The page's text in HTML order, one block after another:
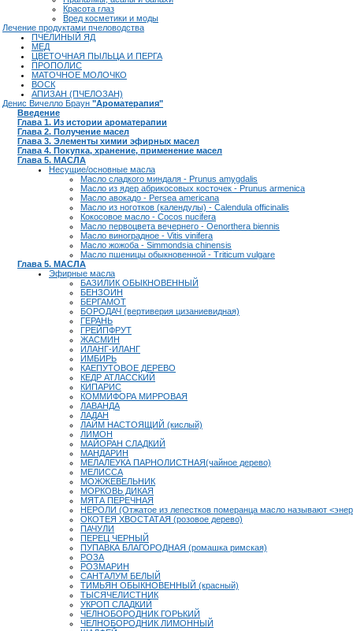
Красота глаз
Вред косметики и моды
Лечение продуктами пчеловодства
ПЧЕЛИНЫЙ ЯД
МЕД
ЦВЕТОЧНАЯ ПЫЛЬЦА И ПЕРГА
ПРОПОЛИС
МАТОЧНОЕ МОЛОЧКО
ВОСК
АПИЗАН (ПЧЕЛОЗАН)
Денис Вичелло Браун "Ароматерапия"
Введение
Глава 1. Из истории ароматерапии
Глава 2. Получение масел
Глава 3. Элементы химии эфирных масел
Глава 4. Покупка, хранение, применение масел
Глава 5. МАСЛА
Несущие/основные масла
Масло сладкого миндаля - Prunus amygdalis
Масло из ядер абрикосовых косточек - Prunus armenica
Масло авокадо - Persea americana
Масло из ноготков (календулы) - Calendula officinalis
Кокосовое масло - Cocos nucifera
Масло первоцвета вечернего - Oenorthera biennis
Масло виноградное - Vitis vinifera
Масло жожоба - Simmondsia chinensis
Масло пшеницы обыкновенной - Triticum vulgare
Глава 5. МАСЛА
Эфирные масла
БАЗИЛИК ОБЫКНОВЕННЫЙ
БЕНЗОИН
БЕРГАМОТ
БОРОДАЧ (вертиверия цизаниевидная)
ГЕРАНЬ
ГРЕЙПФРУТ
ЖАСМИН
ИЛАНГ-ИЛАНГ
ИМБИРЬ
КАЕПУТОВОЕ ДЕРЕВО
КЕДР АТЛАССКИЙ
КИПАРИС
КОММИФОРА МИРРОВАЯ
ЛАВАНДА
ЛАДАН
ЛАЙМ НАСТОЯЩИЙ (кислый)
ЛИМОН
МАЙОРАН СЛАДКИЙ
МАНДАРИН
МЕЛАЛЕУКА ПАРНОЛИСТНАЯ(чайное дерево)
МЕЛИССА
МОЖЖЕВЕЛЬНИК
МОРКОВЬ ДИКАЯ
МЯТА ПЕРЕЧНАЯ
НЕРОЛИ (Отжатое из лепестков померанца масло называют
ОКОТЕЯ ХВОСТАТАЯ (розовое дерево)
ПАЧУЛИ
ПЕРЕЦ ЧЕРНЫЙ
ПУПАВКА БЛАГОРОДНАЯ (ромашка римская)
РОЗА
РОЗМАРИН
САНТАЛУМ БЕЛЫЙ
ТИМЬЯН ОБЫКНОВЕННЫЙ (красный)
ТЫСЯЧЕЛИСТНИК
УКРОП СЛАДКИЙ
ЧЕЛНОБОРОДНИК ГОРЬКИЙ
ЧЕЛНОБОРОДНИК ЛИМОННЫЙ